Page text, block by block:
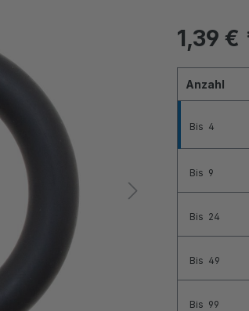
1,39 €
Anzahl
Bis 4
Bis 9
Bis 24
Bis 49
Bis 99